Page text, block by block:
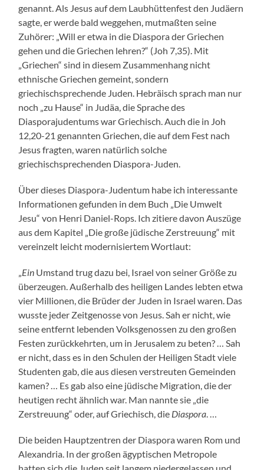
genannt. Als Jesus auf dem Laubhüttenfest den Judäern
sagte, er werde bald weggehen, mutmaßten seine
Zuhörer: „Will er etwa in die Diaspora der Griechen
gehen und die Griechen lehren?“ (Joh 7,35). Mit
„Griechen“ sind in diesem Zusammenhang nicht
ethnische Griechen gemeint, sondern
griechischsprechende Juden. Hebräisch sprach man nur
noch „zu Hause“ in Judäa, die Sprache des
Diasporajudentums war Griechisch. Auch die in Joh
12,20-21 genannten Griechen, die auf dem Fest nach
Jesus fragten, waren natürlich solche
griechischsprechenden Diaspora-Juden.
Über dieses Diaspora-Judentum habe ich interessante
Informationen gefunden in dem Buch „Die Umwelt
Jesu“ von Henri Daniel-Rops. Ich zitiere davon Auszüge
aus dem Kapitel „Die große jüdische Zerstreuung“ mit
vereinzelt leicht modernisiertem Wortlaut:
Ein Umstand trug dazu bei, Israel von seiner Größe zu
überzeugen. Außerhalb des heiligen Landes lebten etwa
vier Millionen, die Brüder der Juden in Israel waren. Das
wusste jeder Zeitgenosse von Jesus. Sah er nicht, wie
seine entfernt lebenden Volksgenossen zu den großen
Festen zurückkehrten, um in Jerusalem zu beten? … Sah
er nicht, dass es in den Schulen der Heiligen Stadt viele
Studenten gab, die aus diesen verstreuten Gemeinden
kamen? … Es gab also eine jüdische Migration, die der
heutigen recht ähnlich war. Man nannte sie „die
Zerstreuung“ oder, auf Griechisch, die Diaspora
Die beiden Hauptzentren der Diaspora waren Rom und
Alexandria. In der großen ägyptischen Metropole
hatten sich die Juden seit langem niedergelassen und